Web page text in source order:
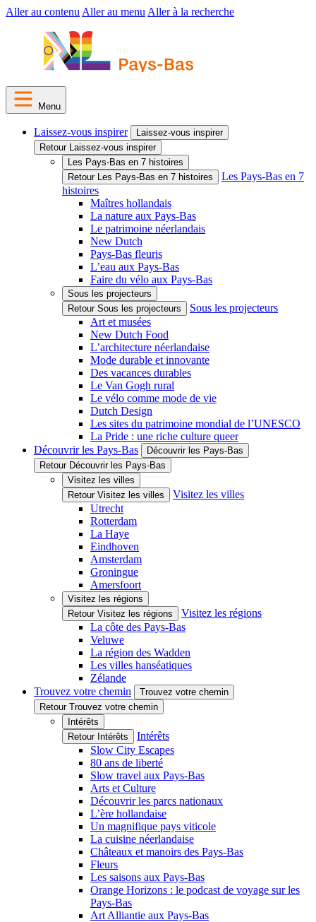
Aller au contenu Aller au menu Aller à la recherche
Menu
Laissez-vous inspirer
Laissez-vous inspirer
Retour Laissez-vous inspirer
Les Pays-Bas en 7 histoires
Retour Les Pays-Bas en 7 histoires
Les Pays-Bas en 7
histoires
Maîtres hollandais
La nature aux Pays-Bas
Le patrimoine néerlandais
New Dutch
Pays-Bas fleuris
L’eau aux Pays-Bas
Faire du vélo aux Pays-Bas
Sous les projecteurs
Retour Sous les projecteurs
Sous les projecteurs
Art et musées
New Dutch Food
L’architecture néerlandaise
Mode durable et innovante
Des vacances durables
Le Van Gogh rural
Le vélo comme mode de vie
Dutch Design
Les sites du patrimoine mondial de l’UNESCO
La Pride : une riche culture queer
Découvrir les Pays-Bas
Découvrir les Pays-Bas
Retour Découvrir les Pays-Bas
Visitez les villes
Retour Visitez les villes
Visitez les villes
Utrecht
Rotterdam
La Haye
Eindhoven
Amsterdam
Groningue
Amersfoort
Visitez les régions
Retour Visitez les régions
Visitez les régions
La côte des Pays-Bas
Veluwe
La région des Wadden
Les villes hanséatiques
Zélande
Trouvez votre chemin
Trouvez votre chemin
Retour Trouvez votre chemin
Intérêts
Retour Intérêts
Intérêts
Slow City Escapes
80 ans de liberté
Slow travel aux Pays-Bas
Arts et Culture
Découvrir les parcs nationaux
L’ère hollandaise
Un magnifique pays viticole
La cuisine néerlandaise
Châteaux et manoirs des Pays-Bas
Fleurs
Les saisons aux Pays-Bas
Orange Horizons : le podcast de voyage sur les
Pays-Bas
Art Alliantie aux Pays-Bas